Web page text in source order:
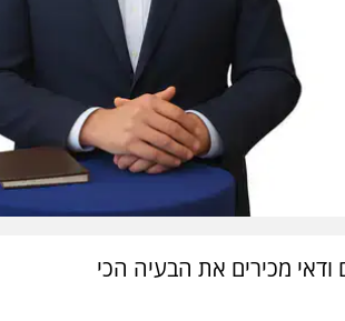
מכירים את הבעיה הכי